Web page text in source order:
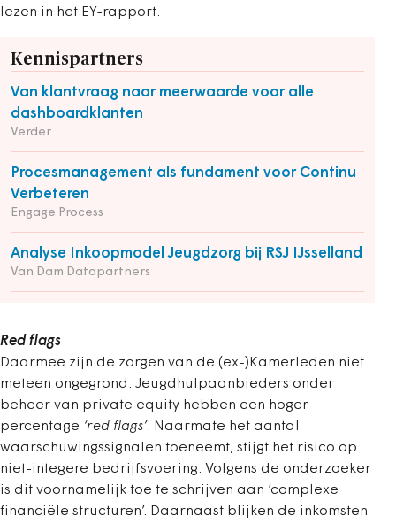
lezen in het EY-rapport.
Kennispartners
Van klantvraag naar meerwaarde voor alle
dashboardklanten
Verder
Procesmanagement als fundament voor Continu
Verbeteren
Engage Process
Analyse Inkoopmodel Jeugdzorg bij RSJ IJsselland
Van Dam Datapartners
Red flags
Daarmee zijn de zorgen van de (ex-)Kamerleden niet
meteen ongegrond. Jeugdhulpaanbieders onder
beheer van private equity hebben een hoger
percentage ‘red flags’. Naarmate het aantal
waarschuwingssignalen toeneemt, stijgt het risico op
niet-integere bedrijfsvoering. Volgens de onderzoeker
is dit voornamelijk toe te schrijven aan ‘complexe
financiële structuren’. Daarnaast blijken de inkomsten